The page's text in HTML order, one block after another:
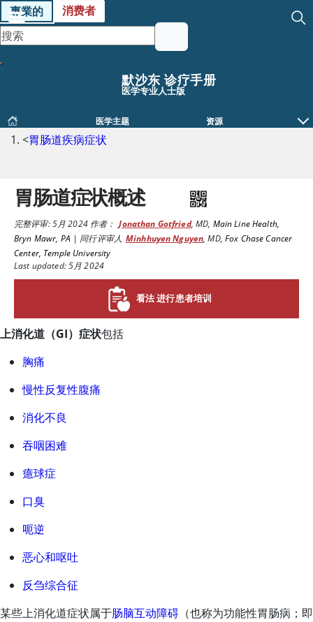
專業的 消费者
默沙东 诊疗手册
医学专业人士版
医学主题 资源
<胃肠道疾病症状
胃肠道症状概述
完整评审:5月 2024作者： Jonathan Gotfried,MD, Main Line Health,
Bryn Mawr, PA | 同行评审人 Minhhuyen Nguyen,MD,Fox Chase Cancer
Center, Temple University
Last updated: 5月 2024
看法 进行患者培训
上消化道（GI）症状包括
胸痛
慢性反复性腹痛
消化不良
吞咽困难
癔球症
口臭
呃逆
恶心和呕吐
反刍综合征
某些上消化道症状属于肠脑互动障碍 （也称为功能性胃肠病；即